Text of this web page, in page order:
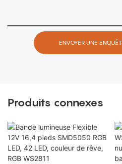
ENVOYER UNE
Produits connexes